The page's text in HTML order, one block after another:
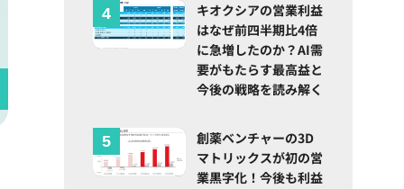
キオクシアの営業利益
はなぜ前四半期比4倍
に急増したのか？AI需
要がもたらす最高益と
今後の戦略を読み解く
創薬ベンチャーの3D
マトリックスが初の営
業黒字化！今後も利益